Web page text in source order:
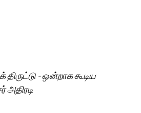
திருட்டு - ஒன்றாக கூடிய
அதிரடி